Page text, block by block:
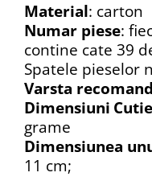
Material: carton
Numar piese:
contine cate 39
Spatele pieselor
Varsta
Dimensiuni Cutie
grame
Dimensiunea
11 cm;